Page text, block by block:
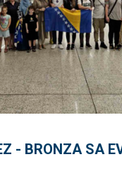
- BRONZA SA